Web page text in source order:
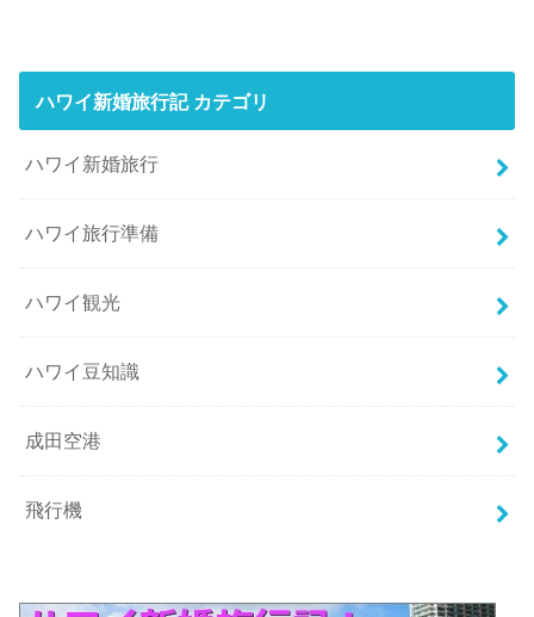
ハワイ新婚旅行記 カテゴリ
ハワイ新婚旅行
ハワイ旅行準備
ハワイ観光
ハワイ豆知識
成田空港
飛行機